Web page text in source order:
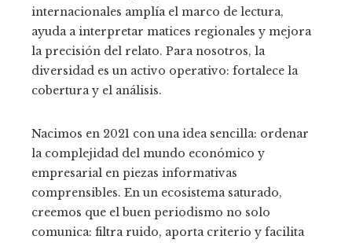
internacionales amplía el marco de lectura,
ayuda a interpretar matices regionales y mejora
la precisión del relato. Para nosotros, la
diversidad es un activo operativo: fortalece la
cobertura y el análisis.
Nacimos en 2021 con una idea sencilla: ordenar
la complejidad del mundo económico y
empresarial en piezas informativas
comprensibles. En un ecosistema saturado,
creemos que el buen periodismo no solo
comunica: filtra ruido, aporta criterio y facilita